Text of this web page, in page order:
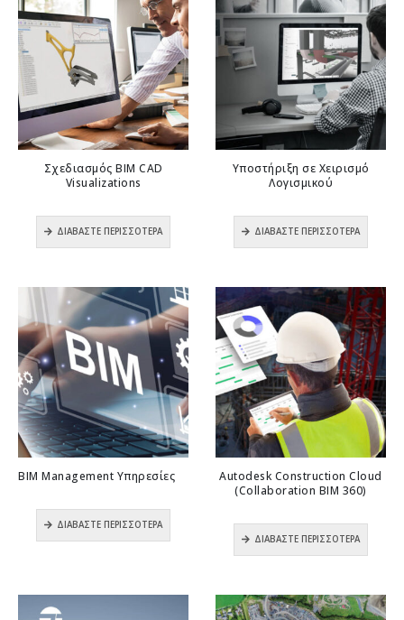
Σχεδιασμός BIM CAD
Visualizations
0out of 5
ΔΙΑΒΆΣΤΕ ΠΕΡΙΣΣΌΤΕΡΑ
Υποστήριξη σε Χειρισμό
Λογισμικού
0out of 5
ΔΙΑΒΆΣΤΕ ΠΕΡΙΣΣΌΤΕΡΑ
BIM Management Υπηρεσίες
0out of 5
ΔΙΑΒΆΣΤΕ ΠΕΡΙΣΣΌΤΕΡΑ
Autodesk Construction Cloud
(Collaboration BIM 360)
0out of 5
ΔΙΑΒΆΣΤΕ ΠΕΡΙΣΣΌΤΕΡΑ